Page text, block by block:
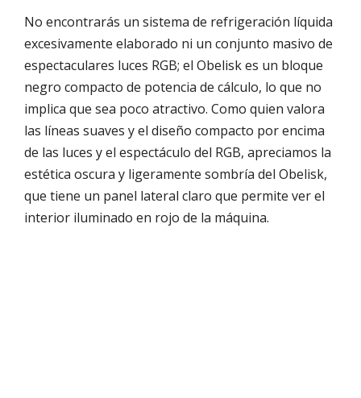
No encontrarás un sistema de refrigeración líquida
excesivamente elaborado ni un conjunto masivo de
espectaculares luces RGB; el Obelisk es un bloque
negro compacto de potencia de cálculo, lo que no
implica que sea poco atractivo. Como quien valora
las líneas suaves y el diseño compacto por encima
de las luces y el espectáculo del RGB, apreciamos la
estética oscura y ligeramente sombría del Obelisk,
que tiene un panel lateral claro que permite ver el
interior iluminado en rojo de la máquina.